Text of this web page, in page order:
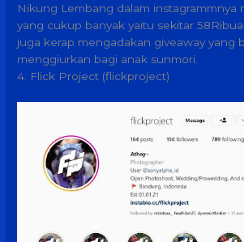
Nikung Lembang dalam instagrammnya
yang cukup banyak yaitu sekitar
juga kerap mengadakan giveaway yang
menggiurkan bagi anak sunmori.
4. Flick Project (flickproject)